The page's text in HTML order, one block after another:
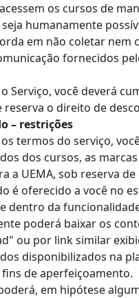
os cursos de
humanamente
em não coletar
fornecidos
Serviço, você deverá
reserva o direito de
– restrições
termos do serviço,
dos cursos, as
a UEMA, sob reserva
é oferecido a você no
dentro da
poderá baixar os
ou por link similar
disponibilizados na
de aperfeiçoamento.
em hipótese